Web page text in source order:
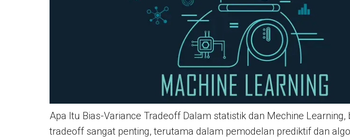
Apa Itu Bias-Variance Tradeoff Dalam statistik dan Mechine Learning,
tradeoff sangat penting, terutama dalam pemodelan prediktif dan